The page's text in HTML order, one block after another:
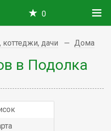
0
дачи Дома
в Подолка